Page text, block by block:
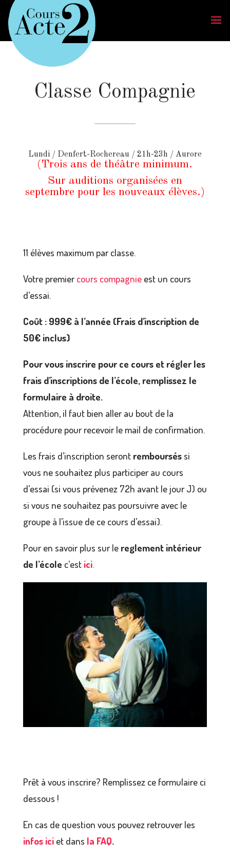
Classe Compagnie
Lundi / Denfert-Rochereau / 21h-23h / Aurore
(Trois ans de théâtre minimum.
Sur auditions organisées en
septembre pour les nouveaux élèves.)
11 élèves maximum par classe.
Votre premiercours compagnieest un cours
d’essai.
Coût : 999€ à l’année (Frais d’inscription de
50€ inclus)
Pour vous inscrire pour ce cours et régler les
frais d’inscriptions de l’école, remplissez le
formulaire à droite.
Attention, il faut bien aller au bout de la
procédure pour recevoir le mail de confirmation.
Les frais d’inscription seront rembourséssi
vous ne souhaitez plus participer au cours
d’essai (si vous prévenez 72h avant le jour J) ou
si vous ne souhaitez pas poursuivre avec le
groupe à l’issue de ce cours d’essai).
Pour en savoir plus sur le reglement intérieur
de l’école c’est ici.
Prêt à vous inscrire? Remplissez ce formulaire ci
dessous !
En cas de question vous pouvez retrouver les
infos ici et dans la FAQ.